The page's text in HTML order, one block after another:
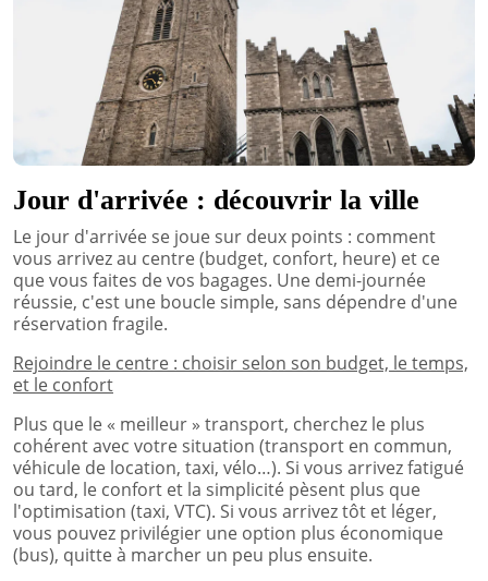
Jour d'arrivée : découvrir la ville
Le jour d'arrivée se joue sur deux points : comment
vous arrivez au centre (budget, confort, heure) et ce
que vous faites de vos bagages. Une demi-journée
réussie, c'est une boucle simple, sans dépendre d'une
réservation fragile.
Rejoindre le centre : choisir selon son budget, le temps,
et le confort
Plus que le « meilleur » transport, cherchez le plus
cohérent avec votre situation (transport en commun,
véhicule de location, taxi, vélo…). Si vous arrivez fatigué
ou tard, le confort et la simplicité pèsent plus que
l'optimisation (taxi, VTC). Si vous arrivez tôt et léger,
vous pouvez privilégier une option plus économique
(bus), quitte à marcher un peu plus ensuite.